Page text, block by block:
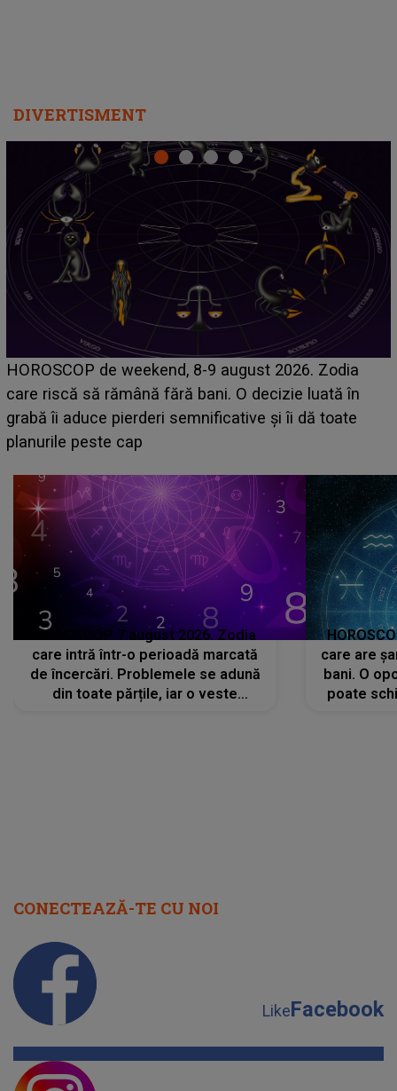
DIVERTISMENT
Emanuel a ținut ACEST DETALIU ASCUNS până
acum! În fața Alexandrei, concurentul din Casa Iubirii
face o MĂRTURISIRE NEAȘTEPTATĂ despre mama
sa: "I-am spus și ei în față, eu nu te iubesc pentru
HOROSCOP 7 august 2026. Zodia
care intră într-o perioadă marcată
de încercări. Problemele se adună
din toate părțile, iar o veste
care are
bani. O
poate
CONECTEAZĂ-TE CU NOI
LikeFacebook